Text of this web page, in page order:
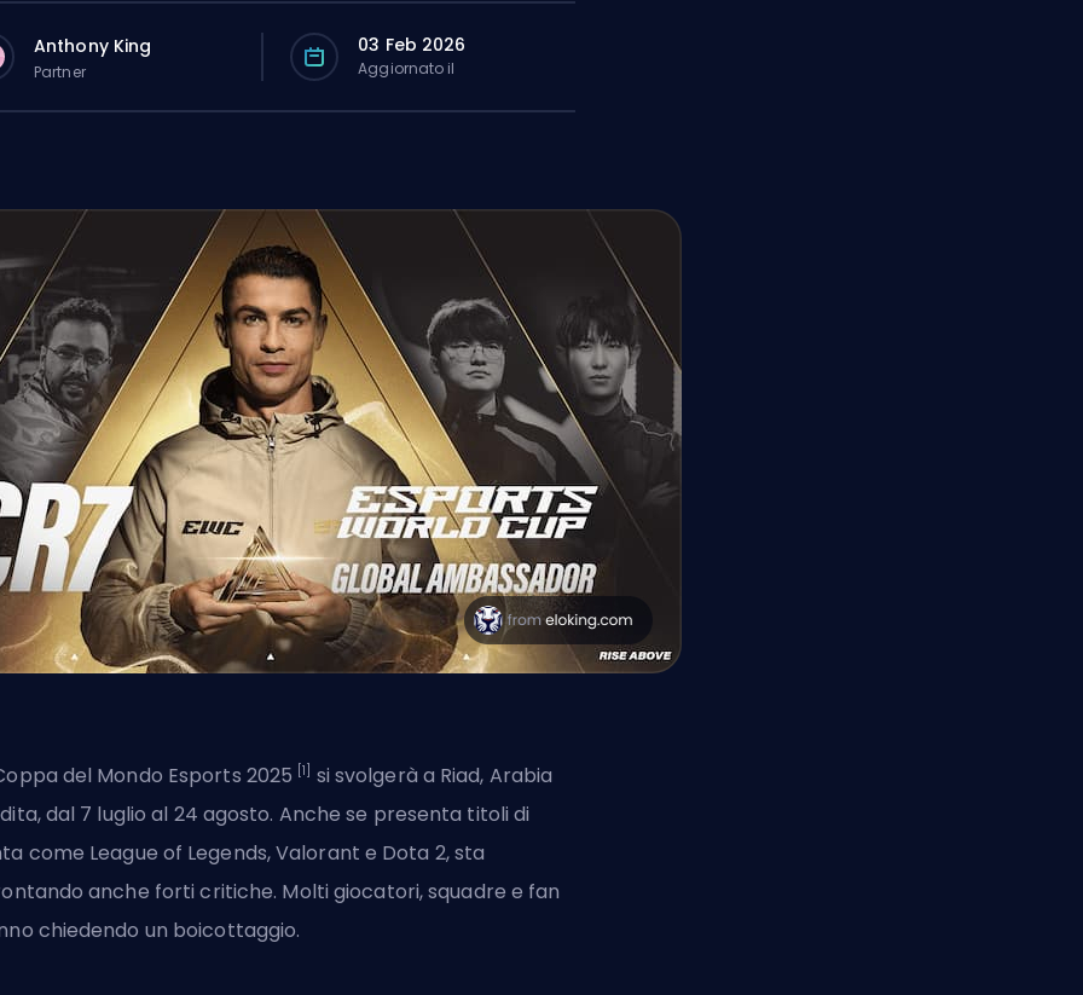
Anthony King
Partner
03 Feb 2026
Aggiornato il
del Mondo Esports 2025 [1]
si svolgerà a Riad, Arabia
dal 7 luglio al 24 agosto. Anche se presenta titoli di
come League of Legends, Valorant e Dota 2, sta
anche forti critiche. Molti giocatori, squadre e fan
chiedendo un boicottaggio.